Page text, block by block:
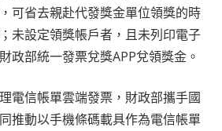
可省去親赴代發獎金單位領獎的時
未設定領獎帳戶者，且未列印電子
政部統一發票兌獎APP兌領獎金。
電信帳單雲端發票，財政部攜手國
推動以手機條碼載具作為電信帳單